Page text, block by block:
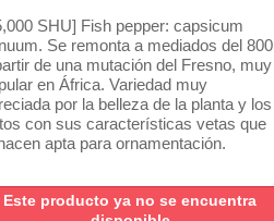
SHU] Fish pepper: capsicum
Se remonta a mediados del 800
de una mutación del Fresno, muy
en África. Variedad muy
por la belleza de la planta y los
con sus características vetas que
apta para ornamentación.
Este producto ya no se encuentra